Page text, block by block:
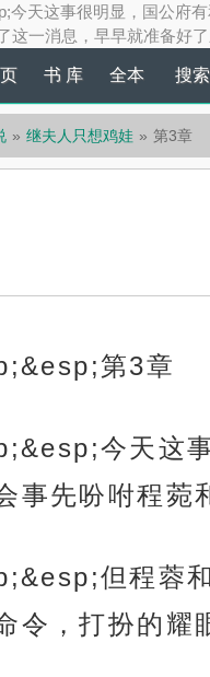
今天这事很明显，国公府
这一消息，早早就准备好
书 库 全本 搜索
继夫人只想鸡娃 第3章
第3章
今天这
事先吩咐程菀
但程蓉
令，打扮的耀